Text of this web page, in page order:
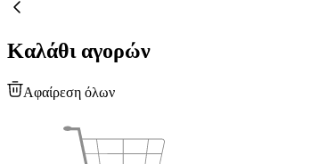
Καλάθι αγορών
Αφαίρεση όλων